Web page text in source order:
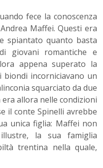
fece la conoscenza
Maffei. Questi era
spiantato quanto basta
giovani romantiche e
appena superato la
incorniciavano un
squarciato da due
allora nelle condizioni
il conte Spinelli avrebbe
unica figlia: Maffei non
la sua famiglia
trentina nella quale,